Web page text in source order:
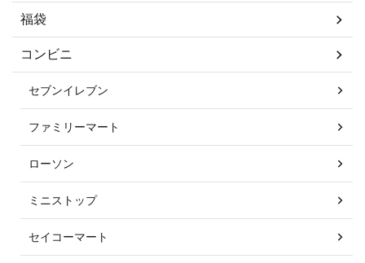
福袋
コンビニ
セブンイレブン
ファミリーマート
ローソン
ミニストップ
セイコーマート